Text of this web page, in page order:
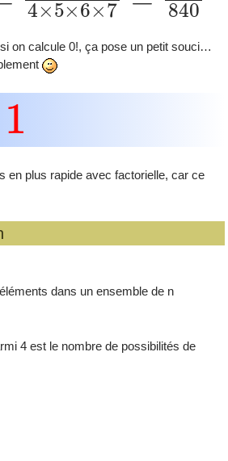
on calcule 0!, ça pose un petit souci…
en plus rapide avec factorielle, car ce
dans un ensemble de n
4 est le nombre de possibilités de